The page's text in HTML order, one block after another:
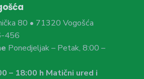
80 • 71320 Vogošća
456
Ponedjeljak – Petak, 8:00 –
– 18:00 h Matični ured i